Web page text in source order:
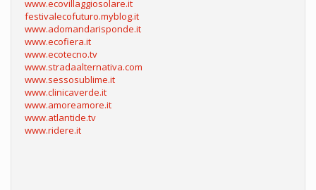
www.ecovillaggiosolare.it
festivalecofuturo.myblog.it
www.adomandarisponde.it
www.ecofiera.it
www.ecotecno.tv
www.stradaalternativa.com
www.sessosublime.it
www.clinicaverde.it
www.amoreamore.it
www.atlantide.tv
www.ridere.it